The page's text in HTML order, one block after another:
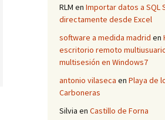
RLM en Importar datos a SQL
directamente desde Excel
software a medida madrid en
escritorio remoto
multisesión en Windows7
antonio vilaseca en Playa de
Carboneras
Silvia en Castillo de Forna